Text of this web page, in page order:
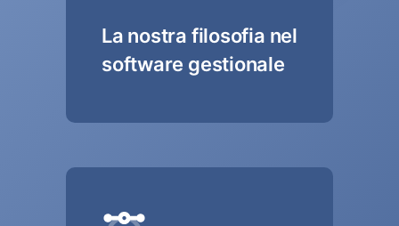
La nostra filosofia nel
software gestionale